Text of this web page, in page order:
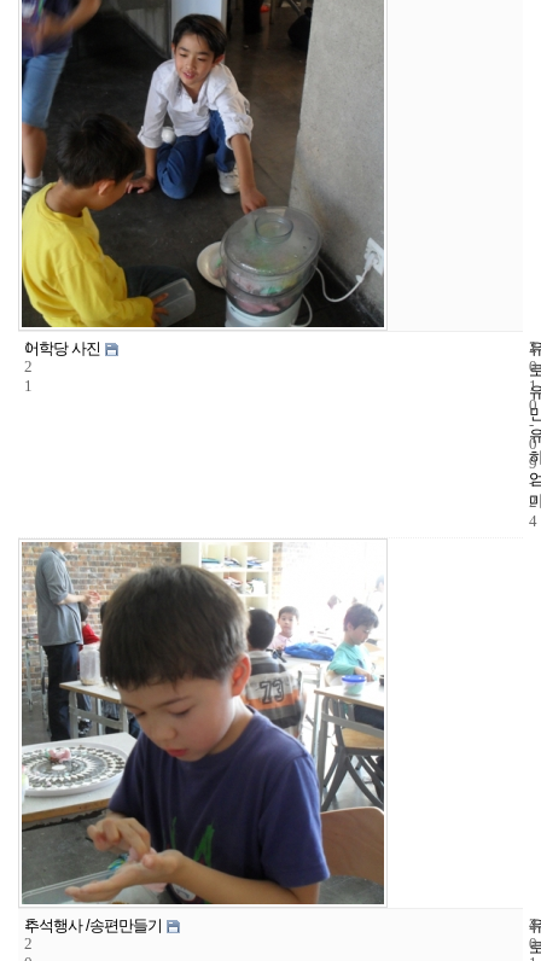
1
2
1
어학당 사진 1
2
0
1
0
-
0
9
-
2
4
1
2
추석행사 /송편만들기 4
2
0